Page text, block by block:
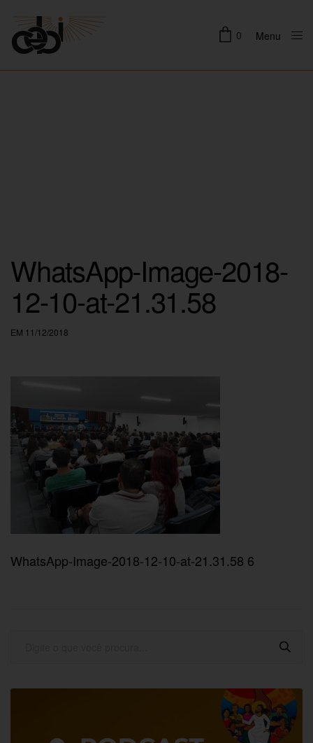
0 Menu
WhatsApp-Image-2018-
12-10-at-21.31.58
EM 11/12/2018
WhatsApp-Image-2018-12-10-at-21.31.58 6